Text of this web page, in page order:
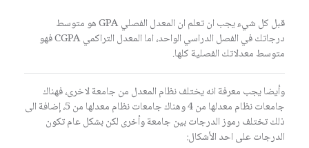
قبل كل شيء يجب ان تعلم ان المعدل الفصلي GPA هو متوسط
درجاتك في الفصل الدراسي الواحد، اما المعدل التراكمي CGPA فهو
متوسط معدلاتك الفصلية كلها.
وأيضا يجب معرفة انه يختلف نظام المعدل من جامعة لاخرى، فهناك
جامعات نظام معدلها من 4 وهناك جامعات نظام معدلها من 5، إضافة الى
ذلك تختلف رموز الدرجات بين جامعة وأخرى لكن بشكل عام تكون
الدرجات على احد الأشكال: